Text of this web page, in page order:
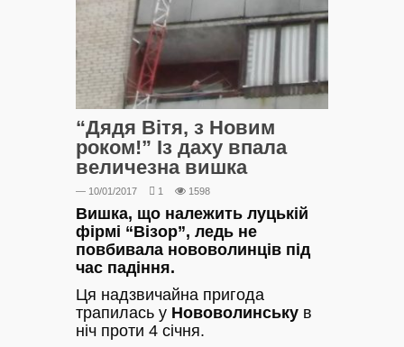
“Дядя Вітя, з Новим
роком!” Із даху впала
величезна вишка
— 10/01/2017 1 1598
Вишка, що належить луцькій
фірмі “Візор”, ледь не
повбивала нововолинців під
час падіння.
Ця надзвичайна пригода
трапилась у Нововолинську в
ніч проти 4 січня.